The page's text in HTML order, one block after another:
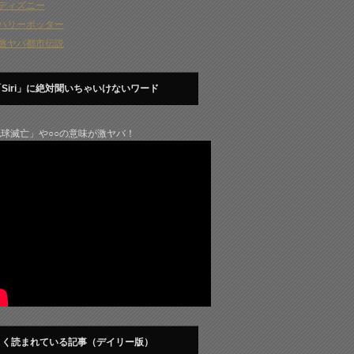
ィズニー
リーポッター
ヤバ都市伝説
」に絶対聞いちゃいけないワード
滅亡」や○○の意味が激ヤバ！
読まれている記事（デイリー版）